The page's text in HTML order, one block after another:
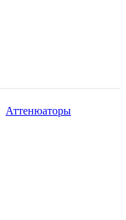
Аттенюаторы